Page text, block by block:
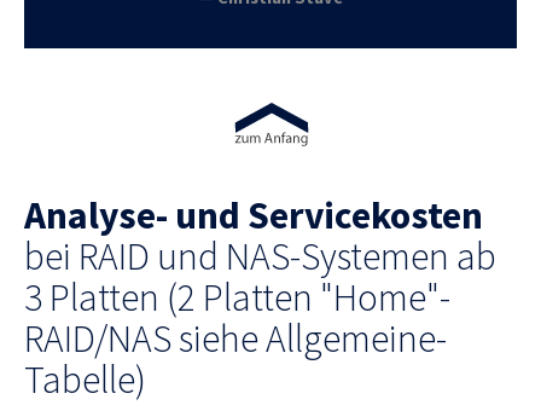
Analyse- und Servicekosten
bei RAID und NAS-Systemen ab
3 Platten (2 Platten "Home"-
RAID/NAS siehe Allgemeine-
Tabelle)